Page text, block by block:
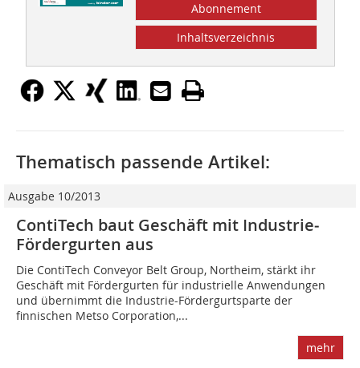
Abonnement
Inhaltsverzeichnis
Thematisch passende Artikel:
Ausgabe 10/2013
ContiTech baut Geschäft mit Industrie‑
Fördergurten aus
Die ContiTech Conveyor Belt Group, Northeim, stärkt ihr
Geschäft mit Fördergurten für industrielle Anwendungen
und übernimmt die Industrie-Fördergurtsparte der
finnischen Metso Corporation,...
mehr